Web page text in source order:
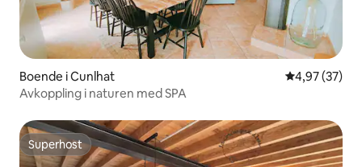
Boende i Cunlhat 4,97 av 5 i
4,97 (37)
Avkoppling i naturen med SPA
Superhost
Superhost